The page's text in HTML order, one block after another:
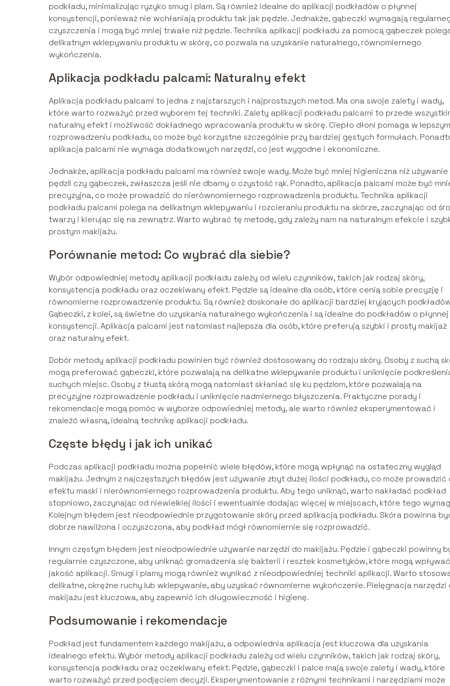
podkładu, minimalizując ryzyko smug i plam. Są również idealne do aplikacji podkładów o płynnej
konsystencji, ponieważ nie wchłaniają produktu tak jak pędzle. Jednakże, gąbeczki wymagają
czyszczenia i mogą być mniej trwałe niż pędzle. Technika aplikacji podkładu za pomocą gąbeczek
delikatnym wklepywaniu produktu w skórę, co pozwala na uzyskanie naturalnego, równomiernego
wykończenia.
Aplikacja podkładu palcami: Naturalny efekt
Aplikacja podkładu palcami to jedna z najstarszych i najprostszych metod. Ma ona swoje zalety i wady,
które warto rozważyć przed wyborem tej techniki. Zalety aplikacji podkładu palcami to przede
naturalny efekt i możliwość dokładnego wpracowania produktu w skórę. Ciepło dłoni pomaga w lepszym
rozprowadzeniu podkładu, co może być korzystne szczególnie przy bardziej gęstych formułach.
aplikacja palcami nie wymaga dodatkowych narzędzi, co jest wygodne i ekonomiczne.
Jednakże, aplikacja podkładu palcami ma również swoje wady. Może być mniej higieniczna niż używanie
pędzli czy gąbeczek, zwłaszcza jeśli nie dbamy o czystość rąk. Ponadto, aplikacja palcami może być
precyzyjna, co może prowadzić do nierównomiernego rozprowadzenia produktu. Technika aplikacji
podkładu palcami polega na delikatnym wklepywaniu i rozcieraniu produktu na skórze, zaczynając od
twarzy i kierując się na zewnątrz. Warto wybrać tę metodę, gdy zależy nam na naturalnym efekcie i
prostym makijażu.
Porównanie metod: Co wybrać dla siebie?
Wybór odpowiedniej metody aplikacji podkładu zależy od wielu czynników, takich jak rodzaj skóry,
konsystencja podkładu oraz oczekiwany efekt. Pędzle są idealne dla osób, które cenią sobie precyzję i
równomierne rozprowadzenie produktu. Są również doskonałe do aplikacji bardziej kryjących
Gąbeczki, z kolei, są świetne do uzyskania naturalnego wykończenia i są idealne do podkładów o płynnej
konsystencji. Aplikacja palcami jest natomiast najlepsza dla osób, które preferują szybki i prosty makijaż
oraz naturalny efekt.
Dobór metody aplikacji podkładu powinien być również dostosowany do rodzaju skóry. Osoby z suchą
mogą preferować gąbeczki, które pozwalają na delikatne wklepywanie produktu i uniknięcie
suchych miejsc. Osoby z tłustą skórą mogą natomiast skłaniać się ku pędzlom, które pozwalają na
precyzyjne rozprowadzenie podkładu i uniknięcie nadmiernego błyszczenia. Praktyczne porady i
rekomendacje mogą pomóc w wyborze odpowiedniej metody, ale warto również eksperymentować i
znaleźć własną, idealną technikę aplikacji podkładu.
Częste błędy i jak ich unikać
Podczas aplikacji podkładu można popełnić wiele błędów, które mogą wpłynąć na ostateczny wygląd
makijażu. Jednym z najczęstszych błędów jest używanie zbyt dużej ilości podkładu, co może prowadzić
efektu maski i nierównomiernego rozprowadzenia produktu. Aby tego uniknąć, warto nakładać podkład
stopniowo, zaczynając od niewielkiej ilości i ewentualnie dodając więcej w miejscach, które tego
Kolejnym błędem jest nieodpowiednie przygotowanie skóry przed aplikacją podkładu. Skóra powinna
dobrze nawilżona i oczyszczona, aby podkład mógł równomiernie się rozprowadzić.
Innym częstym błędem jest nieodpowiednie używanie narzędzi do makijażu. Pędzle i gąbeczki powinny
regularnie czyszczone, aby uniknąć gromadzenia się bakterii i resztek kosmetyków, które mogą
jakość aplikacji. Smugi i plamy mogą również wynikać z nieodpowiedniej techniki aplikacji. Warto
delikatne, okrężne ruchy lub wklepywanie, aby uzyskać równomierne wykończenie. Pielęgnacja narzędzi
makijażu jest kluczowa, aby zapewnić ich długowieczność i higienę.
Podsumowanie i rekomendacje
Podkład jest fundamentem każdego makijażu, a odpowiednia aplikacja jest kluczowa dla uzyskania
idealnego efektu. Wybór metody aplikacji podkładu zależy od wielu czynników, takich jak rodzaj skóry,
konsystencja podkładu oraz oczekiwany efekt. Pędzle, gąbeczki i palce mają swoje zalety i wady, które
warto rozważyć przed podjęciem decyzji. Eksperymentowanie z różnymi technikami i narzędziami może